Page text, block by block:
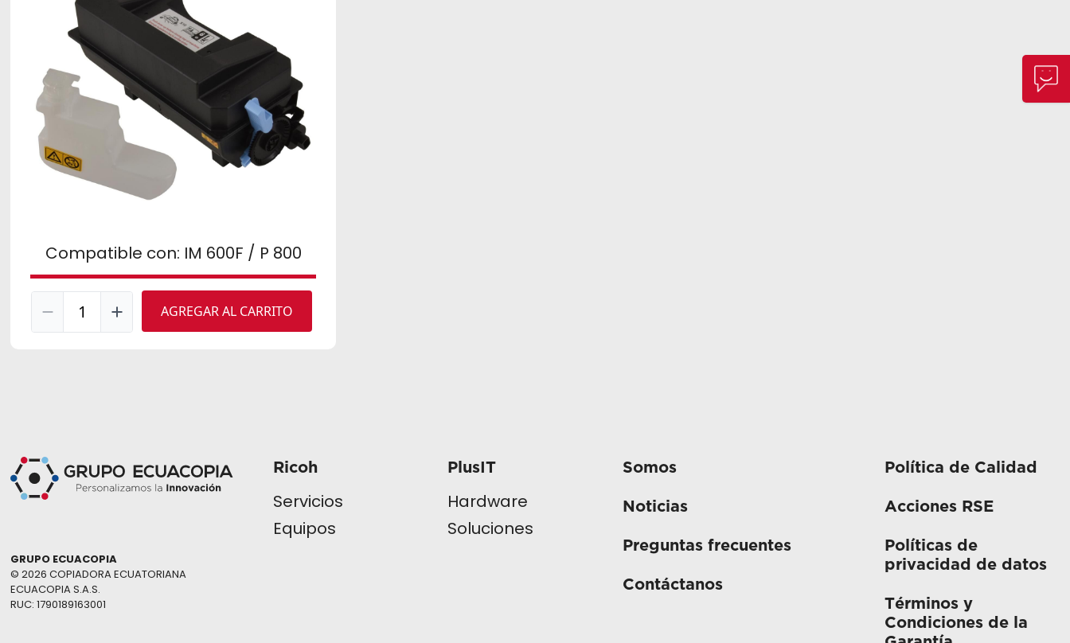
Compatible con: IM 600F / P 800
1 AGREGAR AL CARRITO
GRUPO ECUACOPIA
© 2026 COPIADORA ECUATORIANA
ECUACOPIA S.A.S.
RUC: 1790189163001
Ricoh
Servicios
Equipos
PlusIT
Hardware
Soluciones
Somos
Noticias
Preguntas frecuentes
Contáctanos
Política de Calidad
Acciones RSE
Políticas de
privacidad de datos
Términos y
Condiciones de la